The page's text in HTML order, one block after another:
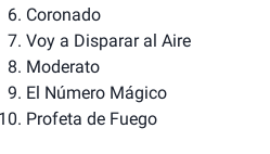
Coronado
Voy a Disparar al Aire
Moderato
El Número Mágico
Profeta de Fuego